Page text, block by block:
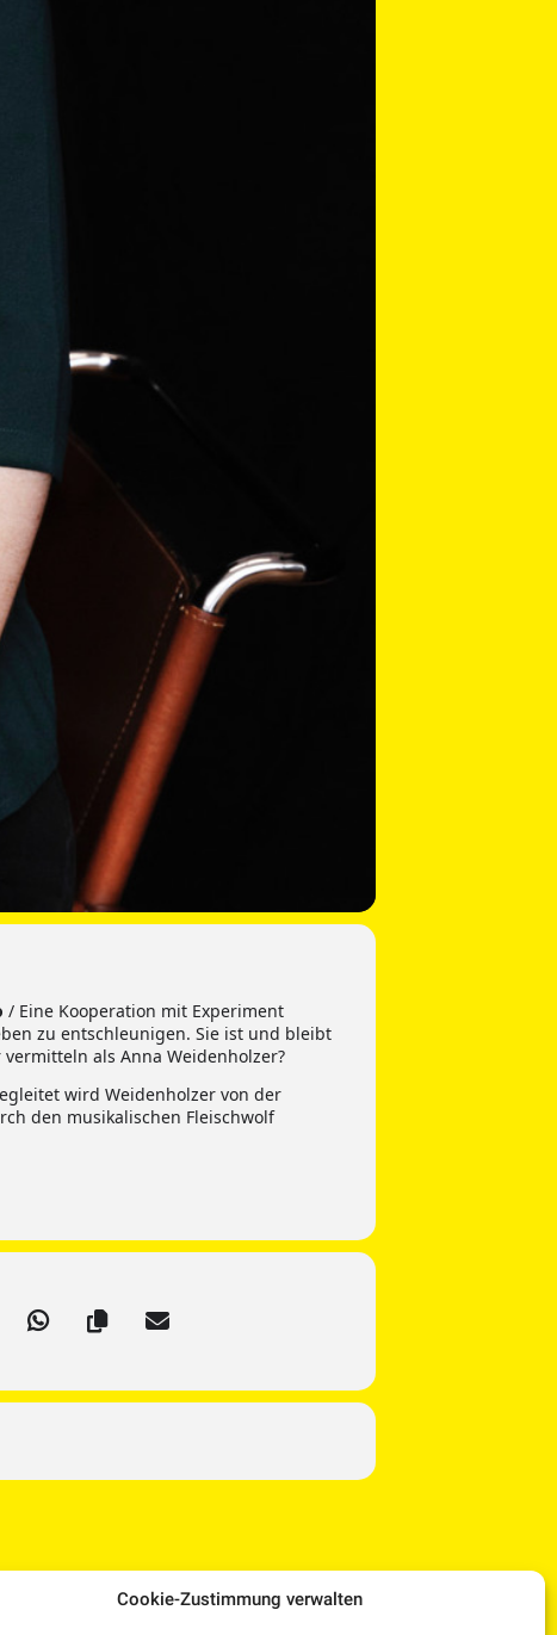
Cookie-Zustimmung verwalten
/ Eine Kooperation mit Experiment
zu entschleunigen. Sie ist und bleibt
als Anna Weidenholzer?
wird Weidenholzer von der
den musikalischen Fleischwolf